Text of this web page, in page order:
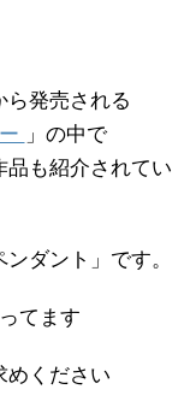
ら発売される
」の中で
品も紹介されてい
ダント」です。
てます
めください